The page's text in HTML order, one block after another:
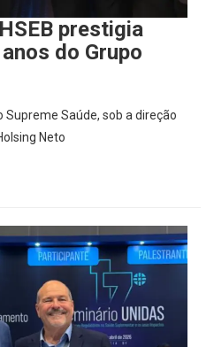
prestigia
do Grupo
Supreme Saúde, sob a direção
Neto